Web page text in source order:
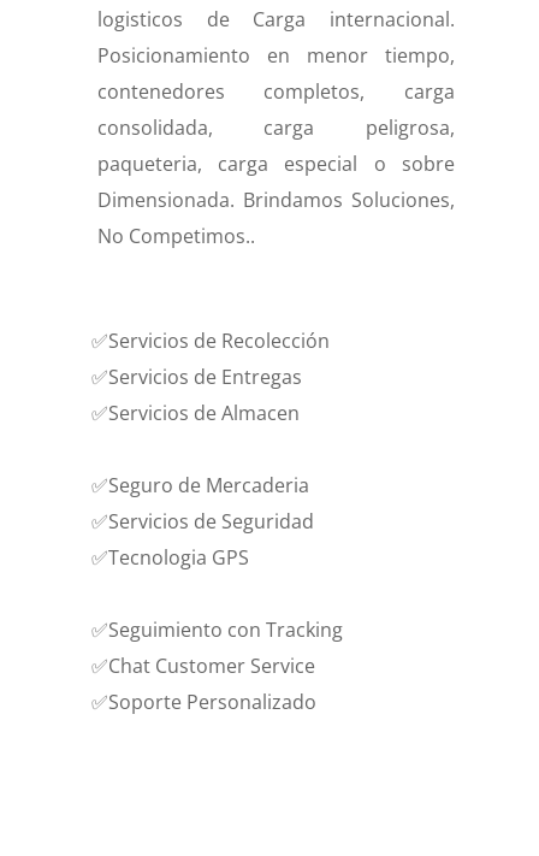
logisticos de Carga internacional.
Posicionamiento en menor tiempo,
contenedores completos, carga
consolidada, carga peligrosa,
paqueteria, carga especial o sobre
Dimensionada. Brindamos Soluciones,
No Competimos..
✅Servicios de Recolección
✅Servicios de Entregas
✅Servicios de Almacen
✅Seguro de Mercaderia
✅Servicios de Seguridad
✅Tecnologia GPS
✅Seguimiento con Tracking
✅Chat Customer Service
✅Soporte Personalizado